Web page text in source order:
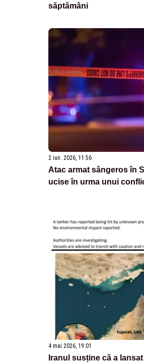
săptămâni
2 iun. 2026, 11:56
Atac armat sângeros în
ucise în urma unui
4 mai 2026, 19:01
Iranul susține că a